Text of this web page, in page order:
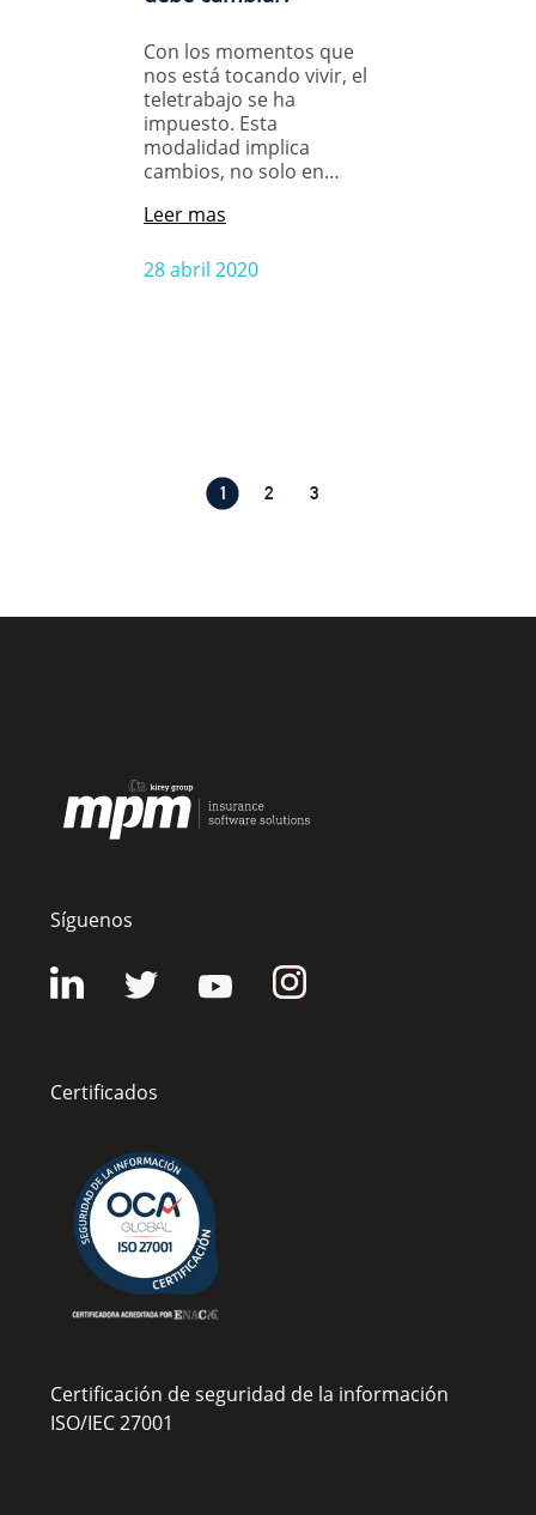
Con los momentos que
nos está tocando vivir, el
teletrabajo se ha
impuesto. Esta
modalidad implica
cambios, no solo en…
28 abril 2020
Leer mas
1 2 3
Síguenos
Certificados
Certificación de seguridad de la información
ISO/IEC 27001